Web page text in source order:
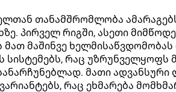
თანამშრომლობა ამარაგებს
პირველ რიგში, ასეთი
მაშინვე
რაც უზრუნველყოფს
მათი
რაც ეხმარება